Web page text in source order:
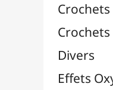
Oeillets & Rivets
Petites Pinces
Plantes & Jardin
Plastique Fou